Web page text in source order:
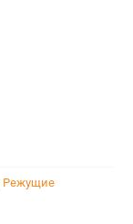
Режущие